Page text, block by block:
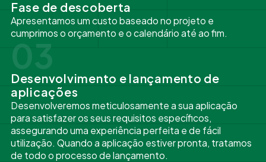
Fase de descoberta
Apresentamos um custo baseado no projeto e
cumprimos o orçamento e o calendário até ao fim.
03
Desenvolvimento e lançamento de
aplicações
Desenvolveremos meticulosamente a sua aplicação
para satisfazer os seus requisitos específicos,
assegurando uma experiência perfeita e de fácil
utilização. Quando a aplicação estiver pronta, tratamos
de todo o processo de lançamento.